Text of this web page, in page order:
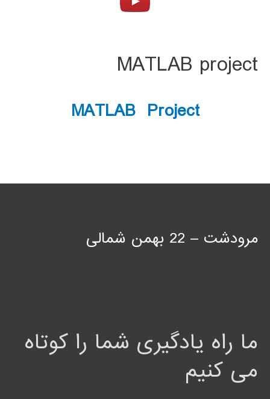
MATLAB project
MATLAB Project
مرودشت – 22 بهمن شمالی
ما راه یادگیری شما را کوتاه
می کنیم